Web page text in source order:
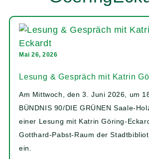
Mai 26, 2026
Lesung & Gespräch mit Katrin
Am Mittwoch, den 3. Juni 2026, um
BÜNDNIS 90/DIE GRÜNEN Saale-
einer Lesung mit Katrin Göring-
Gotthard-Pabst-Raum der
ein.